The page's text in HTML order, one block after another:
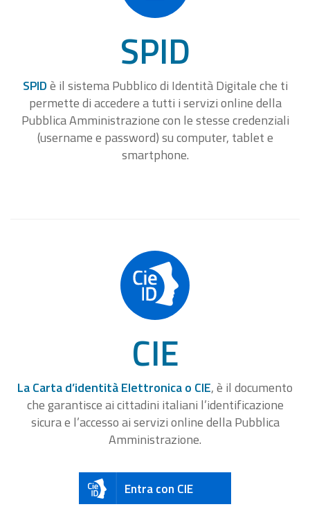
SPID
SPIDè il sistema Pubblico di Identità Digitale che ti
permette di accedere a tutti i servizi online della
Pubblica Amministrazione con le stesse credenziali
(username e password) su computer, tablet e
smartphone.
CIE
La Carta d’identità Elettronica o CIE, è il documento
che garantisce ai cittadini italiani l’identificazione
sicura e l’accesso ai servizi online della Pubblica
Amministrazione.
Entra con CIE